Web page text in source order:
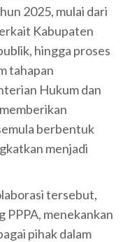
2025, mulai dari
Kabupaten
hingga proses
tahapan
Hukum dan
berbentuk
menjadi
tersebut,
PPPA, menekankan
pihak dalam